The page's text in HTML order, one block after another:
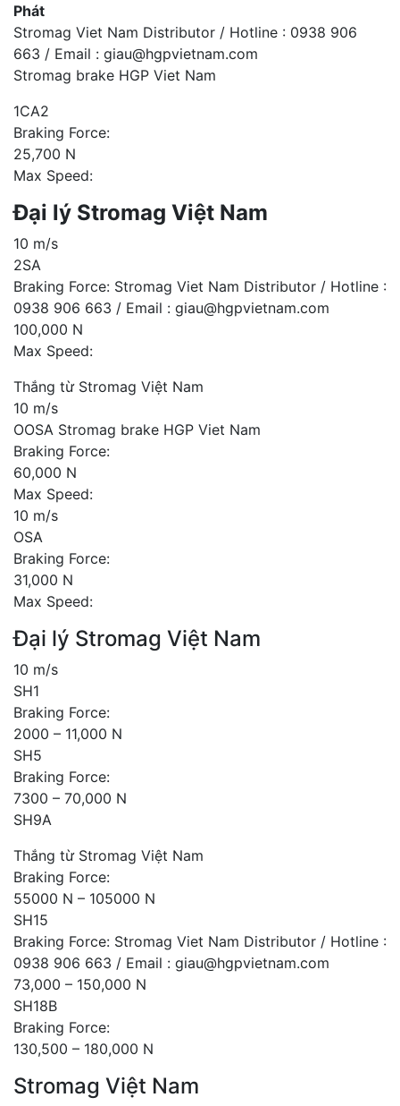
Phát
Stromag Viet Nam Distributor / Hotline : 0938 906
663 / Email : giau@hgpvietnam.com
Stromag brake HGP Viet Nam
1CA2
Braking Force:
25,700 N
Max Speed:
Đại lý Stromag Việt Nam
10 m/s
2SA
Braking Force: Stromag Viet Nam Distributor / Hotline :
0938 906 663 / Email : giau@hgpvietnam.com
100,000 N
Max Speed:
Thắng từ Stromag Việt Nam
10 m/s
OOSA Stromag brake HGP Viet Nam
Braking Force:
60,000 N
Max Speed:
10 m/s
OSA
Braking Force:
31,000 N
Max Speed:
Đại lý Stromag Việt Nam
10 m/s
SH1
Braking Force:
2000 – 11,000 N
SH5
Braking Force:
7300 – 70,000 N
SH9A
Thắng từ Stromag Việt Nam
Braking Force:
55000 N – 105000 N
SH15
Braking Force: Stromag Viet Nam Distributor / Hotline :
0938 906 663 / Email : giau@hgpvietnam.com
73,000 – 150,000 N
SH18B
Braking Force:
130,500 – 180,000 N
Stromag Việt Nam